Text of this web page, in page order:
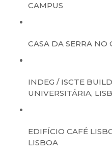
CAMPUS
CASA DA SERRA NO
INDEG / ISCTE
UNIVERSITÁRIA,
EDIFÍCIO CAFÉ
LISBOA